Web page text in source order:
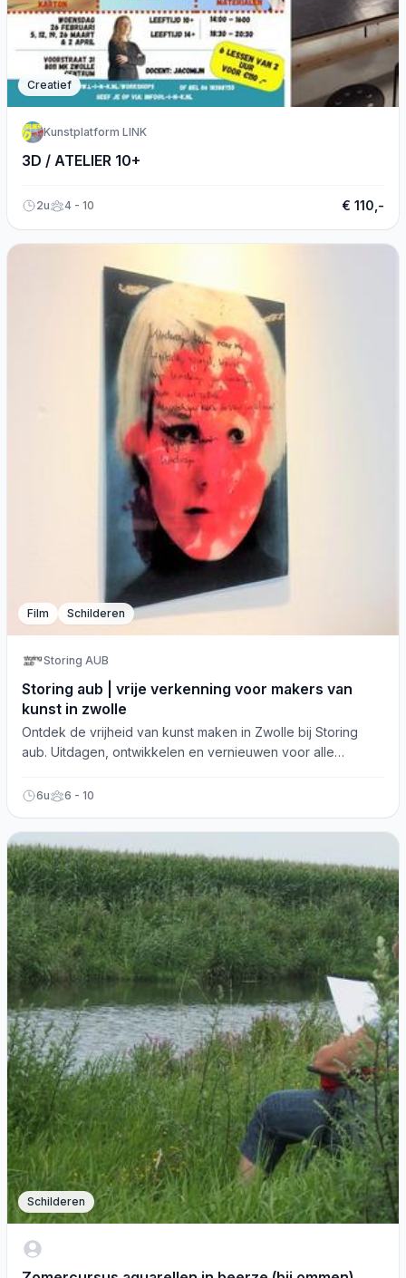
Creatief
Kunstplatform LINK
3D / ATELIER 10+
2u 4 - 10 € 110,-
Film Schilderen
Storing AUB
Storing aub | vrije verkenning voor makers van
kunst in zwolle
Ontdek de vrijheid van kunst maken in Zwolle bij Storing
aub. Uitdagen, ontwikkelen en vernieuwen voor alle
6u 6 - 10
Schilderen